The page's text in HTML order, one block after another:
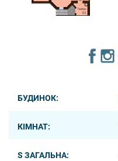
БУДИНОК:
КІМНАТ:
S ЗАГАЛЬНА: